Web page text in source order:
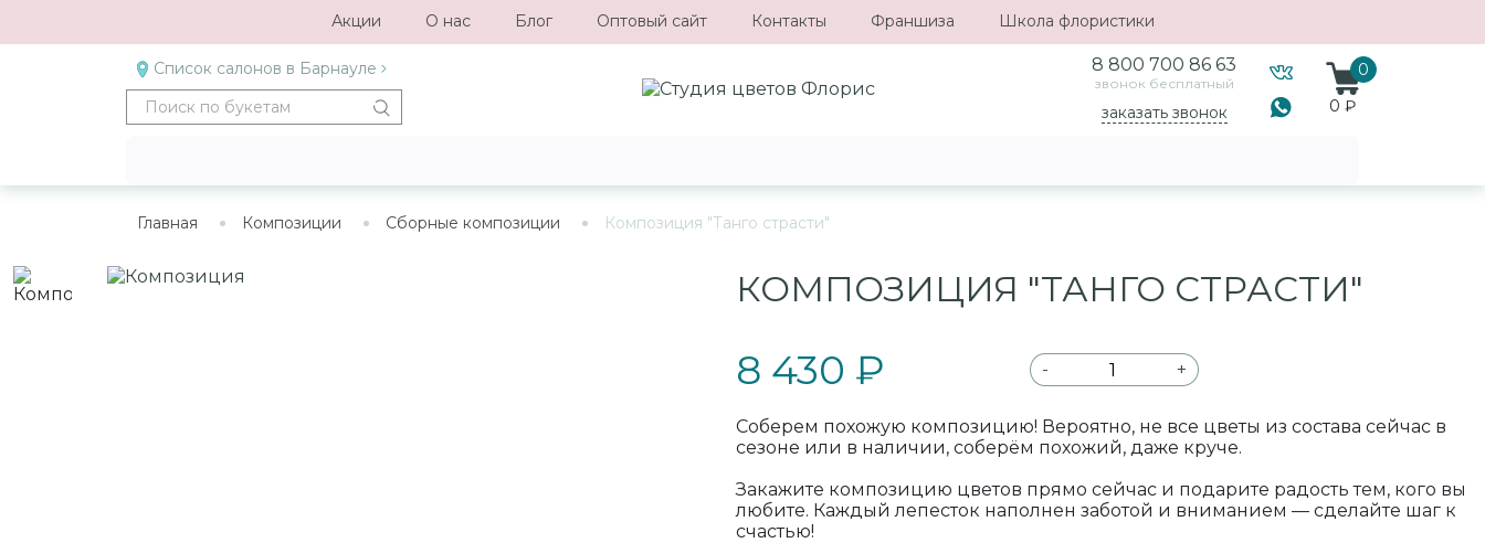
Акции О нас Блог Оптовый сайт Контакты Франшиза Школа флористики
Список салонов в Барнауле 8 800 700 86 63
звонок бесплатный
заказать звонок
0
0 ₽
Главная Композиции Сборные композиции Композиция "Танго страсти"
КОМПОЗИЦИЯ "ТАНГО СТРАСТИ"
8 430 ₽ - +
Соберем похожую композицию! Вероятно, не все цветы из состава сейчас в
сезоне или в наличии, соберём похожий, даже круче.
Закажите композицию цветов прямо сейчас и подарите радость тем, кого вы
любите. Каждый лепесток наполнен заботой и вниманием — сделайте шаг к
счастью!